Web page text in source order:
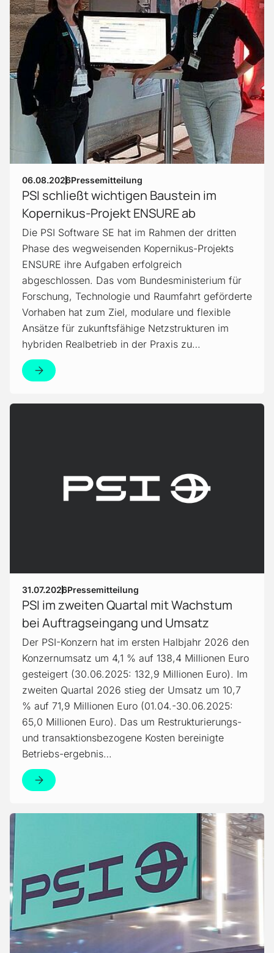
06.08.2026Pressemitteilung
PSI schließt wichtigen Baustein im
Kopernikus-Projekt ENSURE ab
Die PSI Software SE hat im Rahmen der dritten
Phase des wegweisenden Kopernikus-Projekts
ENSURE ihre Aufgaben erfolgreich
abgeschlossen. Das vom Bundesministerium für
Forschung, Technologie und Raumfahrt geförderte
Vorhaben hat zum Ziel, modulare und flexible
Ansätze für zukunftsfähige Netzstrukturen im
hybriden Realbetrieb in der Praxis zu…
31.07.2026Pressemitteilung
PSI im zweiten Quartal mit Wachstum
bei Auftragseingang und Umsatz
Der PSI-Konzern hat im ersten Halbjahr 2026 den
Konzernumsatz um 4,1 % auf 138,4 Millionen Euro
gesteigert (30.06.2025: 132,9 Millionen Euro). Im
zweiten Quartal 2026 stieg der Umsatz um 10,7
% auf 71,9 Millionen Euro (01.04.-30.06.2025:
65,0 Millionen Euro). Das um Restrukturierungs-
und transaktionsbezogene Kosten bereinigte
Betriebs-ergebnis…